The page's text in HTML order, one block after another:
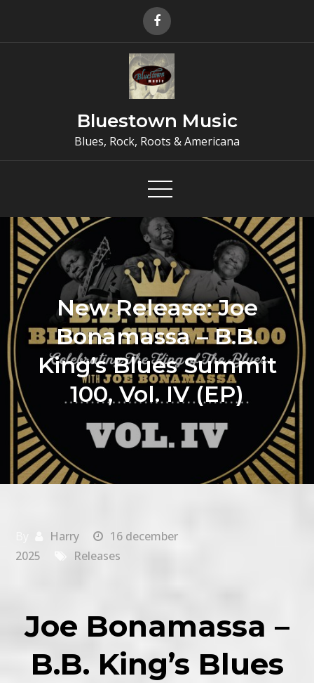
Bluestown Music
Blues, Rock, Roots & Americana
New Release: Joe
Bonamassa – B.B.
King’s Blues Summit
100, Vol. IV (EP)
Harry
16 december
2025
Releases
Joe Bonamassa –
B.B. King’s Blues